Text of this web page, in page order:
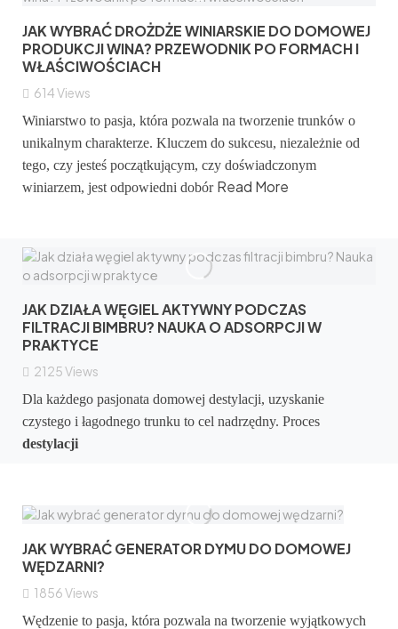
JAK WYBRAĆ DROŻDŻE WINIARSKIE DO DOMOWEJ
PRODUKCJI WINA? PRZEWODNIK PO FORMACH I
WŁAŚCIWOŚCIACH
614Views
Winiarstwo to pasja, która pozwala na tworzenie trunków o
unikalnym charakterze. Kluczem do sukcesu, niezależnie od
tego, czy jesteś początkującym, czy doświadczonym
winiarzem, jest odpowiedni dobór Read More
JAK DZIAŁA WĘGIEL AKTYWNY PODCZAS
FILTRACJI BIMBRU? NAUKA O ADSORPCJI W
PRAKTYCE
2125Views
Dla każdego pasjonata domowej destylacji, uzyskanie
czystego i łagodnego trunku to cel nadrzędny. Proces
destylacji
JAK WYBRAĆ GENERATOR DYMU DO DOMOWEJ
WĘDZARNI?
1856Views
Wędzenie to pasja, która pozwala na tworzenie wyjątkowych